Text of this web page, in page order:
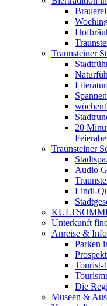
Traunsteiner
20
Traunsteiner
Audio
Lindl-
Unterkunft
Anreise &
Parken
Tourist-
Die
Museen &